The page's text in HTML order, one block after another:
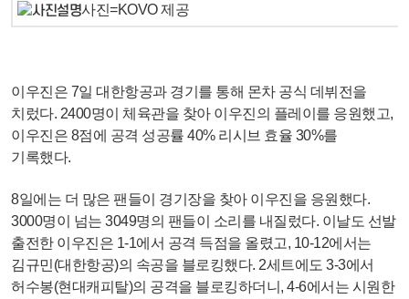
사진=KOVO 제공
이우진은 7일 대한항공과 경기를 통해 몬차 공식 데뷔전을
치렀다. 2400명이 체육관을 찾아 이우진의 플레이를 응원했고,
이우진은 8점에 공격 성공률 40% 리시브 효율 30%를
기록했다.
8일에는 더 많은 팬들이 경기장을 찾아 이우진을 응원했다.
3000명이 넘는 3049명의 팬들이 소리를 내질렀다. 이날도 선발
출전한 이우진은 1-1에서 공격 득점을 올렸고, 10-12에서는
김규민(대한항공)의 속공을 블로킹했다. 2세트에도 3-3에서
허수봉(현대캐피탈)의 공격을 블로킹하더니, 4-6에서는 시원한